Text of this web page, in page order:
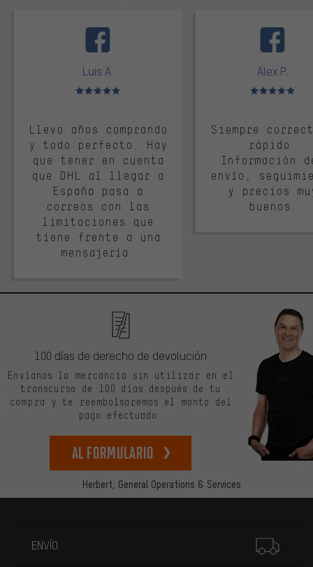
Luis A.
Valoración media: 5 de 5
Llevo años comprando
y todo perfecto. Hay
que tener en cuenta
que DHL al llegar a
España pasa a
correos con las
limitaciones que
tiene frente a una
mensajería.
Alex P.
Valoración
Siempre
rápido.
Información
envío,
y precios
buenos.
Herbert, General Operations & Services
100 días de derecho de devolución
Envíanos la mercancía sin utilizar en el
transcurso de 100 días después de tu
compra y te reembolsaremos el monto del
pago efectuado.
Al formulario
ENVÍO